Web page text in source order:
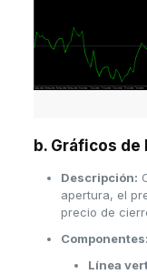
b. Gráficos de
Descripción:
apertura, el
precio de
Componentes:
Línea